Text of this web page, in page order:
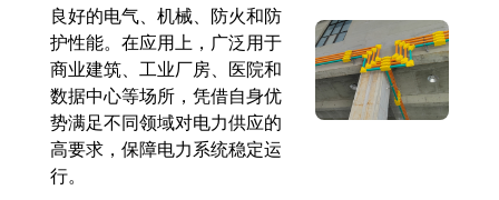
良好的电气、机械、防火和防
护性能。在应用上，广泛用于
商业建筑、工业厂房、医院和
数据中心等场所，凭借自身优
势满足不同领域对电力供应的
高要求，保障电力系统稳定运
行。